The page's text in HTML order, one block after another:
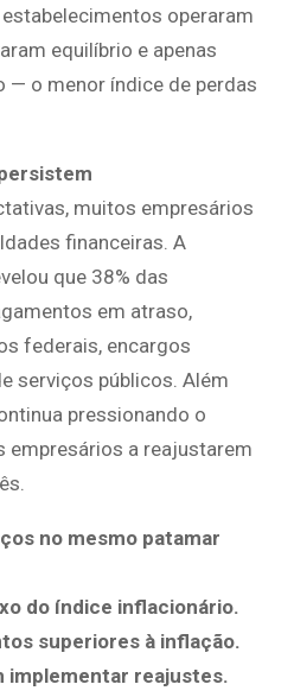
operaram
equilíbrio e apenas
— o menor índice de perdas
muitos empresários
financeiras. A
que 38% das
em atraso,
federais, encargos
serviços públicos. Além
pressionando o
empresários a reajustarem
no mesmo patamar
do índice inflacionário.
superiores à inflação.
implementar reajustes.